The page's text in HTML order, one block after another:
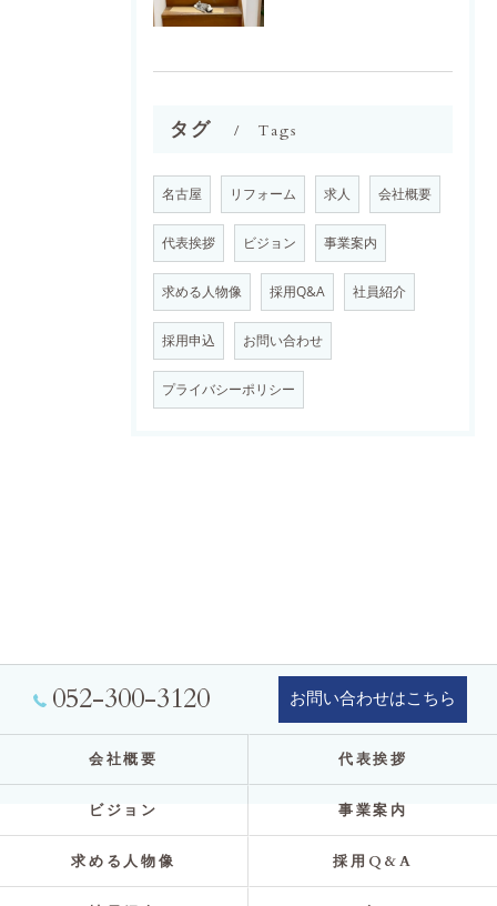
タグ Tags
名古屋 リフォーム 求人 会社概要
代表挨拶 ビジョン 事業案内
求める人物像 採用Q&A 社員紹介
採用申込 お問い合わせ
プライバシーポリシー
052-300-3120 お問い合わせはこちら
会社概要 代表挨拶
ビジョン 事業案内
求める人物像 採用Q&A